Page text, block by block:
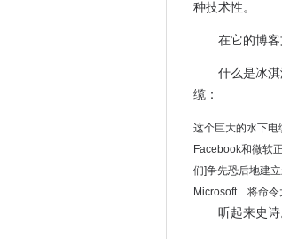
有荷
众议
不断
aller
顶级
种技术性。
在它的博
什么是冰淇
缆：
这个巨大的水下电
Facebook和微软
们]争先恐后地建
Microsoft ...将命
听起来史诗